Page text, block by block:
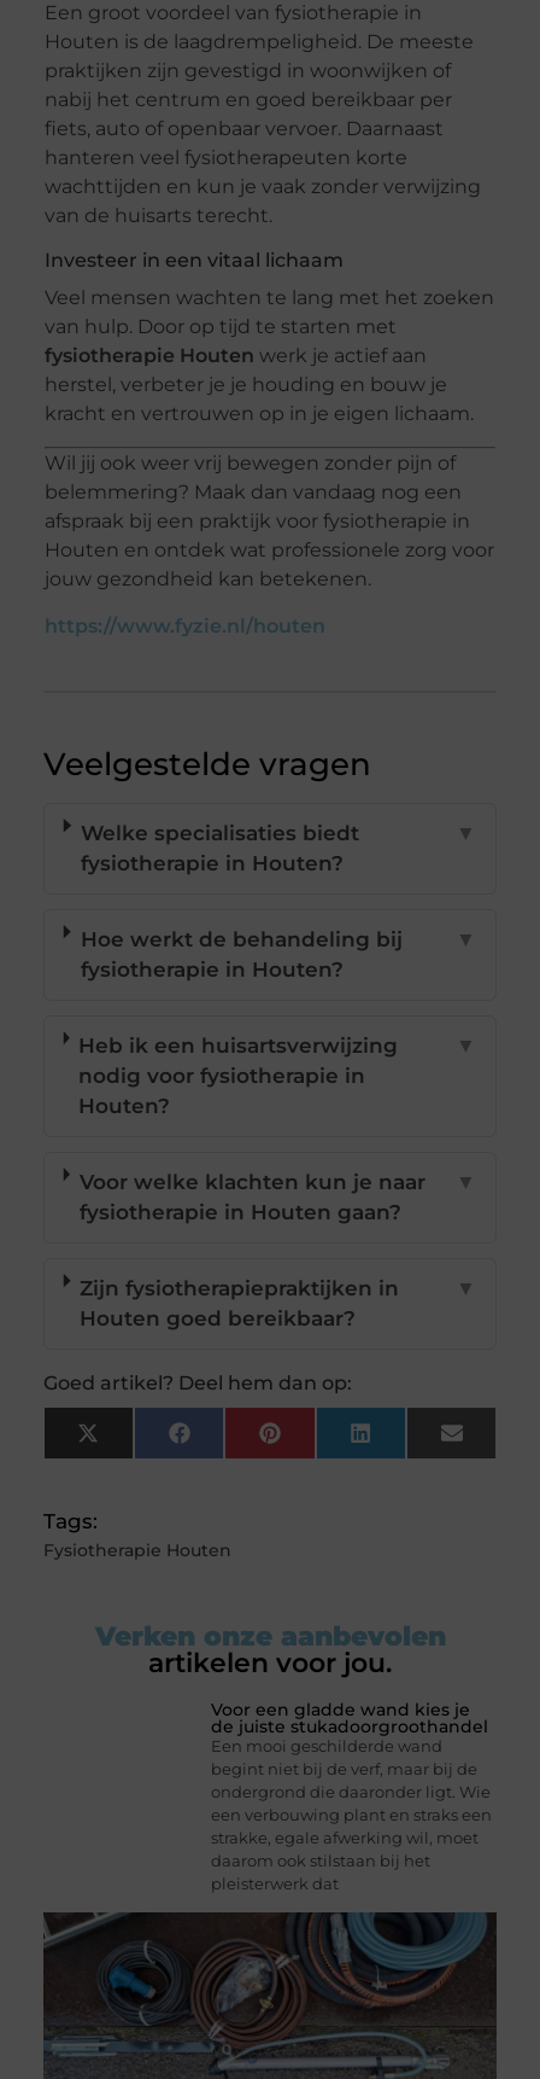
Een groot voordeel van fysiotherapie in
Houten is de laagdrempeligheid. De meeste
praktijken zijn gevestigd in woonwijken of
nabij het centrum en goed bereikbaar per
fiets, auto of openbaar vervoer. Daarnaast
hanteren veel fysiotherapeuten korte
wachttijden en kun je vaak zonder verwijzing
van de huisarts terecht.
Investeer in een vitaal lichaam
Veel mensen wachten te lang met het zoeken
van hulp. Door op tijd te starten met
fysiotherapie Houten werk je actief aan
herstel, verbeter je je houding en bouw je
kracht en vertrouwen op in je eigen lichaam.
Wil jij ook weer vrij bewegen zonder pijn of
belemmering? Maak dan vandaag nog een
afspraak bij een praktijk voor fysiotherapie in
Houten en ontdek wat professionele zorg voor
jouw gezondheid kan betekenen.
https://www.fyzie.nl/houten
Veelgestelde vragen
Welke specialisaties biedt
fysiotherapie in Houten?
▼
Hoe werkt de behandeling bij
fysiotherapie in Houten?
▼
Heb ik een huisartsverwijzing
nodig voor fysiotherapie in
Houten?
▼
Voor welke klachten kun je naar
fysiotherapie in Houten gaan?
▼
Zijn fysiotherapiepraktijken in
Houten goed bereikbaar?
▼
Goed artikel? Deel hem dan op:
X
(Twitter)
FacebookPinterestLinkedInEmail
Tags:
Fysiotherapie Houten
Verken onze aanbevolen
artikelen voor jou.
Voor een gladde wand kies je
de juiste stukadoorgroothandel
Een mooi geschilderde wand
begint niet bij de verf, maar bij de
ondergrond die daaronder ligt. Wie
een verbouwing plant en straks een
strakke, egale afwerking wil, moet
daarom ook stilstaan bij het
pleisterwerk dat